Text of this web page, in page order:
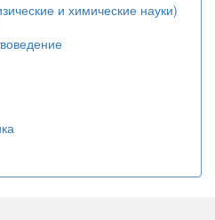
и химические науки)